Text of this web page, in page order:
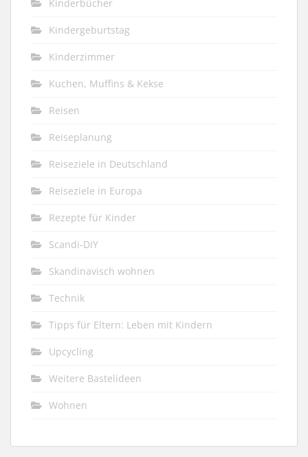
Kinderbücher
Kindergeburtstag
Kinderzimmer
Kuchen, Muffins & Kekse
Reisen
Reiseplanung
Reiseziele in Deutschland
Reiseziele in Europa
Rezepte für Kinder
Scandi-DIY
Skandinavisch wohnen
Technik
Tipps für Eltern: Leben mit Kindern
Upcycling
Weitere Bastelideen
Wohnen